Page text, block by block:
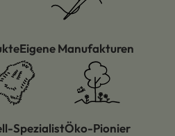
Eigene Manufakturen
SpezialistÖko-Pionier